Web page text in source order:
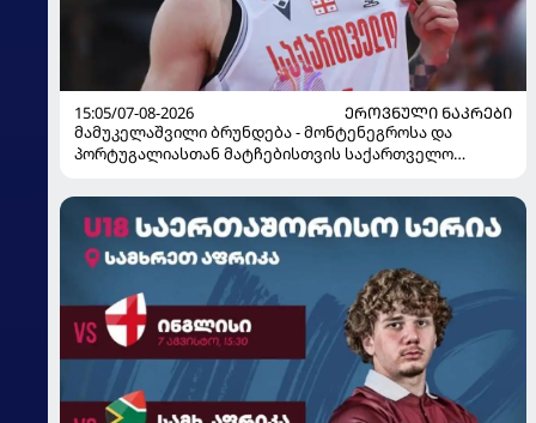
15:05/07-08-2026
ᲔᲠᲝᲕᲜᲣᲚᲘ ᲜᲐᲙᲠᲔᲑᲘ
მამუკელაშვილი ბრუნდება - მონტენეგროსა და
პორტუგალიასთან მატჩებისთვის საქართველო